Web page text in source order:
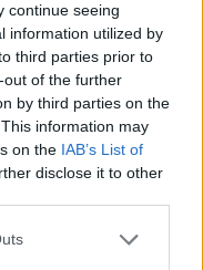
continue seeing
information utilized by
third parties prior to
of the further
by third parties on the
information may
on the IAB’s List of
disclose it to other
του Γιώργου